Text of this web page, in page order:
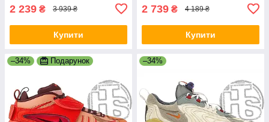
2 239 ₴ 3 939 ₴
Купити
2 739 ₴ 4 189 ₴
Купити
–34% Подарунок –34%